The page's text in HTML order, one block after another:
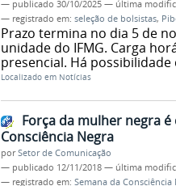
— publicado 30/10/2025 — última
— registrado em: seleção de bolsistas,
Prazo termina no dia 5 de
unidade do IFMG. Carga
presencial. Há possibilidade
Localizado em Notícias
Força da mulher negra
Consciência Negra
porSetor de Comunicação
— publicado 12/11/2018 — última
— registrado em: Semana da Consciência